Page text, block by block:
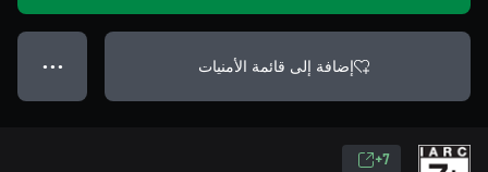
إضافة إلى قائمة الأمنيات ● ● ●
7+